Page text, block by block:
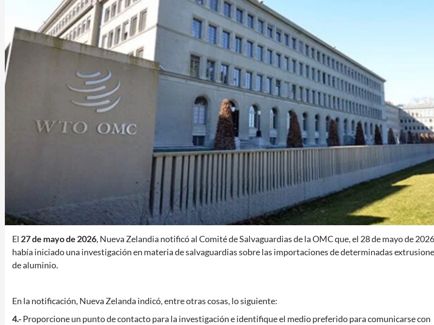
El 27 de mayo de 2026, Nueva Zelandia notificó al Comité de Salvaguardias de la OMC que, el 28 de mayo de
había iniciado una investigación en materia de salvaguardias sobre las importaciones de determinadas
de aluminio.
En la notificación, Nueva Zelanda indicó, entre otras cosas, lo siguiente:
4.-Proporcione un punto de contacto para la investigación e identifique el medio preferido para comunicarse con
Manifestaciones hoy en CDMX 4 de agosto del
2026
1 día ago Editorial Staff